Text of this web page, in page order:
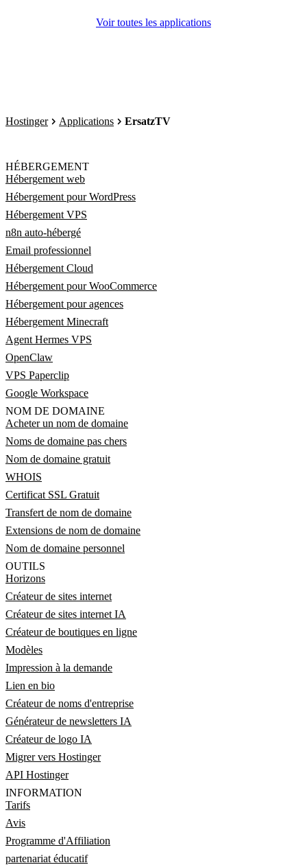
Voir toutes les applications
Hostinger Applications ErsatzTV
HÉBERGEMENT
Hébergement web
Hébergement pour WordPress
Hébergement VPS
n8n auto-hébergé
Email professionnel
Hébergement Cloud
Hébergement pour WooCommerce
Hébergement pour agences
Hébergement Minecraft
Agent Hermes VPS
OpenClaw
VPS Paperclip
Google Workspace
NOM DE DOMAINE
Acheter un nom de domaine
Noms de domaine pas chers
Nom de domaine gratuit
WHOIS
Certificat SSL Gratuit
Transfert de nom de domaine
Extensions de nom de domaine
Nom de domaine personnel
OUTILS
Horizons
Créateur de sites internet
Créateur de sites internet IA
Créateur de boutiques en ligne
Modèles
Impression à la demande
Lien en bio
Créateur de noms d'entreprise
Générateur de newsletters IA
Créateur de logo IA
Migrer vers Hostinger
API Hostinger
INFORMATION
Tarifs
Avis
Programme d'Affiliation
partenariat éducatif